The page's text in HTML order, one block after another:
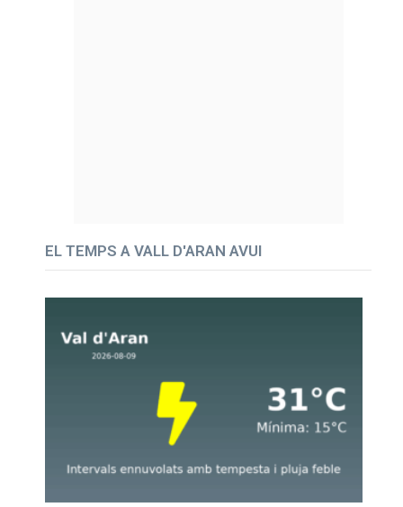
EL TEMPS A VALL D'ARAN AVUI